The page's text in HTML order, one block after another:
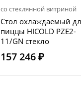
со стеклянной витриной
Стол охлаждаемый
пиццы HICOLD PZE2-
11/GN стекло
157 246 ₽